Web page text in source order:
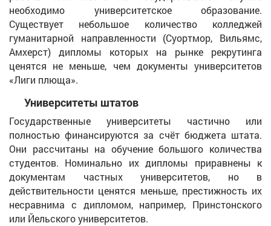
необходимо университетское образование.
Существует небольшое количество колледжей
гуманитарной направленности (Суортмор, Вильямс,
Амхерст) дипломы которых на рынке рекрутинга
ценятся не меньше, чем документы университетов
«Лиги плюща».
Университеты штатов
Государственные университеты частично или
полностью финансируются за счёт бюджета штата.
Они рассчитаны на обучение большого количества
студентов. Номинально их дипломы приравнены к
документам частных университетов, но в
действительности ценятся меньше, престижность их
несравнима с дипломом, например, Принстонского
или Йельского университетов.